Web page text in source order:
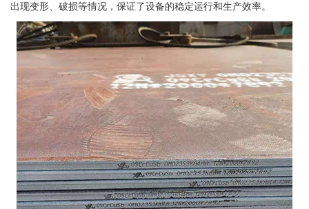
出现变形、破损等情况，保证了设备的稳定运行和生产效率。